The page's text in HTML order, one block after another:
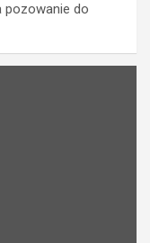
pozowanie do